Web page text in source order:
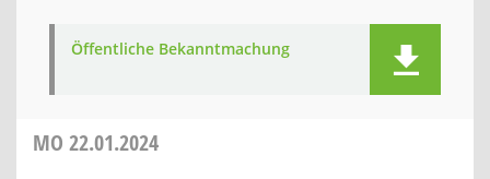
Öffentliche Bekanntmachung
MO 22.01.2024